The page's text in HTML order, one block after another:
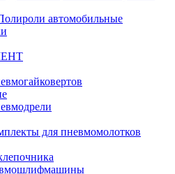
автомобильные
для пневмомолотков